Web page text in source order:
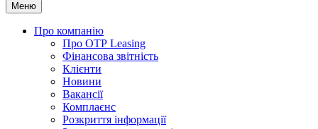
Меню
Про компанію
Про ОТР Leasing
Фінансова звітність
Клієнти
Новини
Вакансії
Комплаєнс
Розкриття інформації